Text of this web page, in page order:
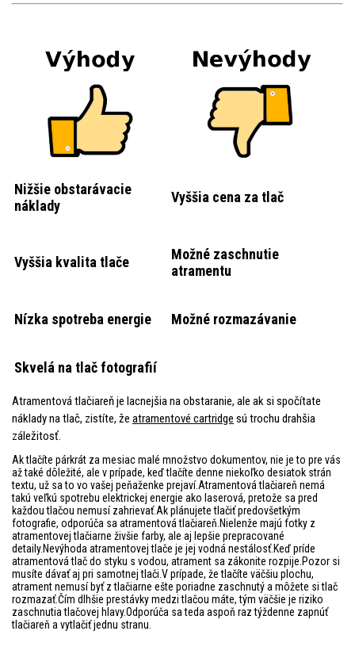
Nižšie obstarávacie
náklady
Vyššia cena za tlač
Vyššia kvalita tlače
Možné zaschnutie
atramentu
Nízka spotreba energie Možné rozmazávanie
Skvelá na tlač fotografií
Atramentová tlačiareň je lacnejšia na obstaranie, ale ak si spočítate
náklady na tlač, zistíte, že atramentové cartridge sú trochu drahšia
záležitosť.
Ak tlačíte párkrát za mesiac malé množstvo dokumentov, nie je to pre vás
až také dôležité, ale v prípade, keď tlačíte denne niekoľko desiatok strán
textu, už sa to vo vašej peňaženke prejaví.Atramentová tlačiareň nemá
takú veľkú spotrebu elektrickej energie ako laserová, pretože sa pred
každou tlačou nemusí zahrievať.Ak plánujete tlačiť predovšetkým
fotografie, odporúča sa atramentová tlačiareň.Nielenže majú fotky z
atramentovej tlačiarne živšie farby, ale aj lepšie prepracované
detaily.Nevýhoda atramentovej tlače je jej vodná nestálosť.Keď príde
atramentová tlač do styku s vodou, atrament sa zákonite rozpije.Pozor si
musíte dávať aj pri samotnej tlači.V prípade, že tlačíte väčšiu plochu,
atrament nemusí byť z tlačiarne ešte poriadne zaschnutý a môžete si tlač
rozmazať.Čím dlhšie prestávky medzi tlačou máte, tým väčšie je riziko
zaschnutia tlačovej hlavy.Odporúča sa teda aspoň raz týždenne zapnúť
tlačiareň a vytlačiť jednu stranu.